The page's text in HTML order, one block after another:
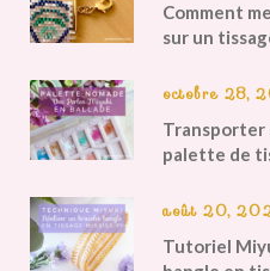
Comment
sur un
octobre 28,
Transporter
palette de
août 20,
Tutoriel